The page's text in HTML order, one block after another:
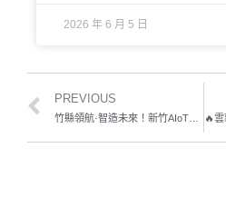
2026 年 6 月 5 日
PREVIOUS
竹縣領航·智造未來！新竹AIoT加速器推「企業賦能x新創實踐」進軍全球新創盛會InnoVEX